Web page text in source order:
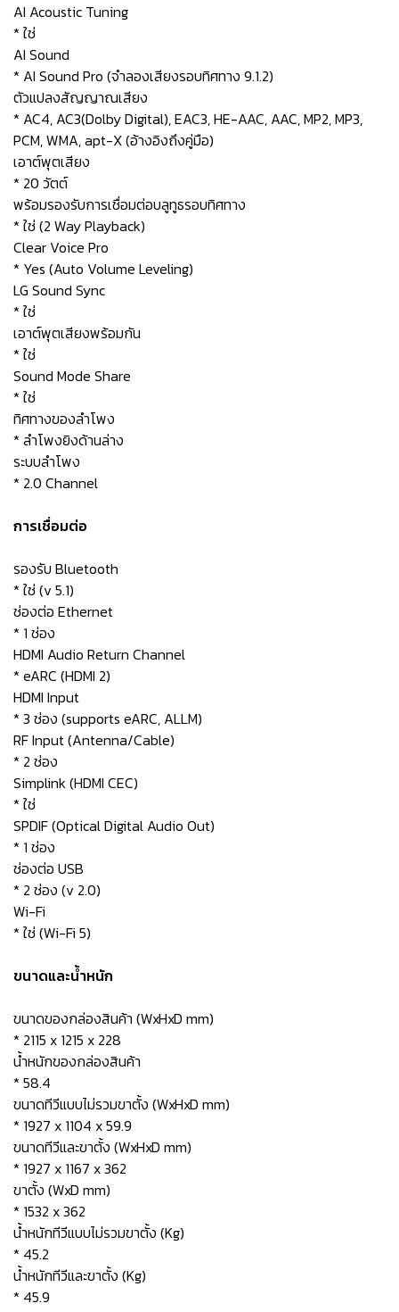
AI Acoustic Tuning
* ใช่
AI Sound
* AI Sound Pro (จำลองเสียงรอบทิศทาง 9.1.2)
ตัวแปลงสัญญาณเสียง
* AC4, AC3(Dolby Digital), EAC3, HE-AAC, AAC, MP2, MP3,
PCM, WMA, apt-X (อ้างอิงถึงคู่มือ)
เอาต์พุตเสียง
* 20 วัตต์
พร้อมรองรับการเชื่อมต่อบลูทูธรอบทิศทาง
* ใช่ (2 Way Playback)
Clear Voice Pro
* Yes (Auto Volume Leveling)
LG Sound Sync
* ใช่
เอาต์พุตเสียงพร้อมกัน
* ใช่
Sound Mode Share
* ใช่
ทิศทางของลำโพง
* ลำโพงยิงด้านล่าง
ระบบลำโพง
* 2.0 Channel
การเชื่อมต่อ
รองรับ Bluetooth
* ใช่ (v 5.1)
ช่องต่อ Ethernet
* 1 ช่อง
HDMI Audio Return Channel
* eARC (HDMI 2)
HDMI Input
* 3 ช่อง (supports eARC, ALLM)
RF Input (Antenna/Cable)
* 2 ช่อง
Simplink (HDMI CEC)
* ใช่
SPDIF (Optical Digital Audio Out)
* 1 ช่อง
ช่องต่อ USB
* 2 ช่อง (v 2.0)
Wi-Fi
* ใช่ (Wi-Fi 5)
ขนาดและน้ำหนัก
ขนาดของกล่องสินค้า (WxHxD mm)
* 2115 x 1215 x 228
น้ำหนักของกล่องสินค้า
* 58.4
ขนาดทีวีแบบไม่รวมขาตั้ง (WxHxD mm)
* 1927 x 1104 x 59.9
ขนาดทีวีและขาตั้ง (WxHxD mm)
* 1927 x 1167 x 362
ขาตั้ง (WxD mm)
* 1532 x 362
น้ำหนักทีวีแบบไม่รวมขาตั้ง (Kg)
* 45.2
น้ำหนักทีวีและขาตั้ง (Kg)
* 45.9